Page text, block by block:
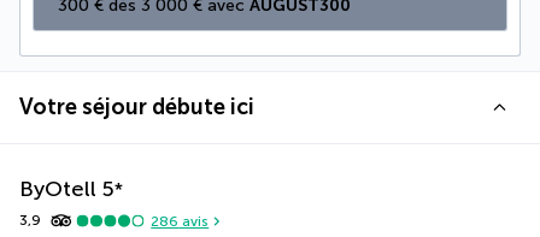
300 € dès 3 000 € avec AUGUST300
Votre séjour débute ici
ByOtell 5*
3,9 286 avis